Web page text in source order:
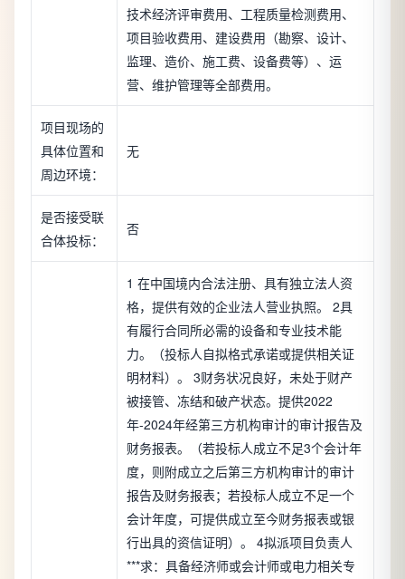
技术经济评审费用、工程质量检测费用、
项目验收费用、建设费用（勘察、设计、
监理、造价、施工费、设备费等）、运
营、维护管理等全部费用。
项目现场的
具体位置和
周边环境：
无
是否接受联
合体投标：
否
1 在中国境内合法注册、具有独立法人资
格，提供有效的企业法人营业执照。 2具
有履行合同所必需的设备和专业技术能
力。（投标人自拟格式承诺或提供相关证
明材料）。 3财务状况良好，未处于财产
被接管、冻结和破产状态。提供2022
年-2024年经第三方机构审计的审计报告及
财务报表。（若投标人成立不足3个会计年
度，则附成立之后第三方机构审计的审计
报告及财务报表；若投标人成立不足一个
会计年度，可提供成立至今财务报表或银
行出具的资信证明）。 4拟派项目负责人
***求：具备经济师或会计师或电力相关专